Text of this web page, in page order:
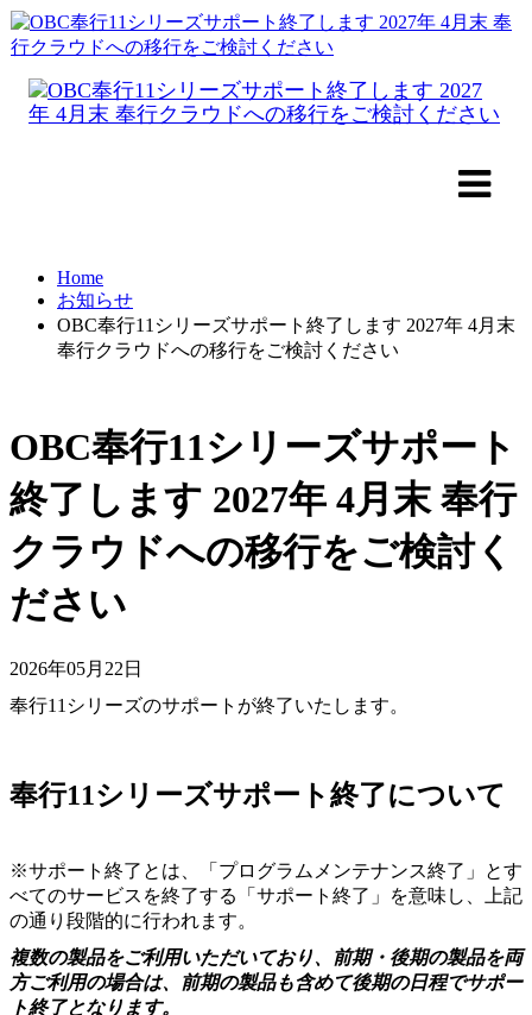
Home
お知らせ
OBC奉行11シリーズサポート終了します 2027年 4月末
奉行クラウドへの移行をご検討ください
OBC奉行11シリーズサポート
終了します 2027年 4月末 奉行
クラウドへの移行をご検討く
ださい
2026年05月22日
奉行11シリーズのサポートが終了いたします。
奉行11シリーズサポート終了について
※サポート終了とは、「プログラムメンテナンス終了」とす
べてのサービスを終了する「サポート終了」を意味し、上記
の通り段階的に行われます。
複数の製品をご利用いただいており、前期・後期の製品を両
方ご利用の場合は、前期の製品も含めて後期の日程でサポー
ト終了となります。